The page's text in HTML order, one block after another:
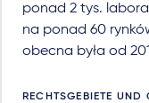
ponad 2 tys.
na ponad 60
obecna była od
RECHTSGEBIETE UND